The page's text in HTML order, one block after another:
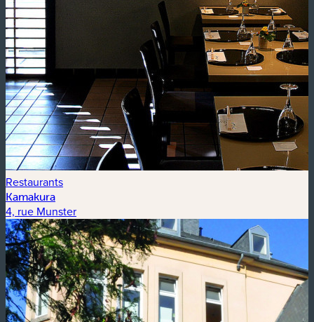
Restaurants
Kamakura
4, rue Munster